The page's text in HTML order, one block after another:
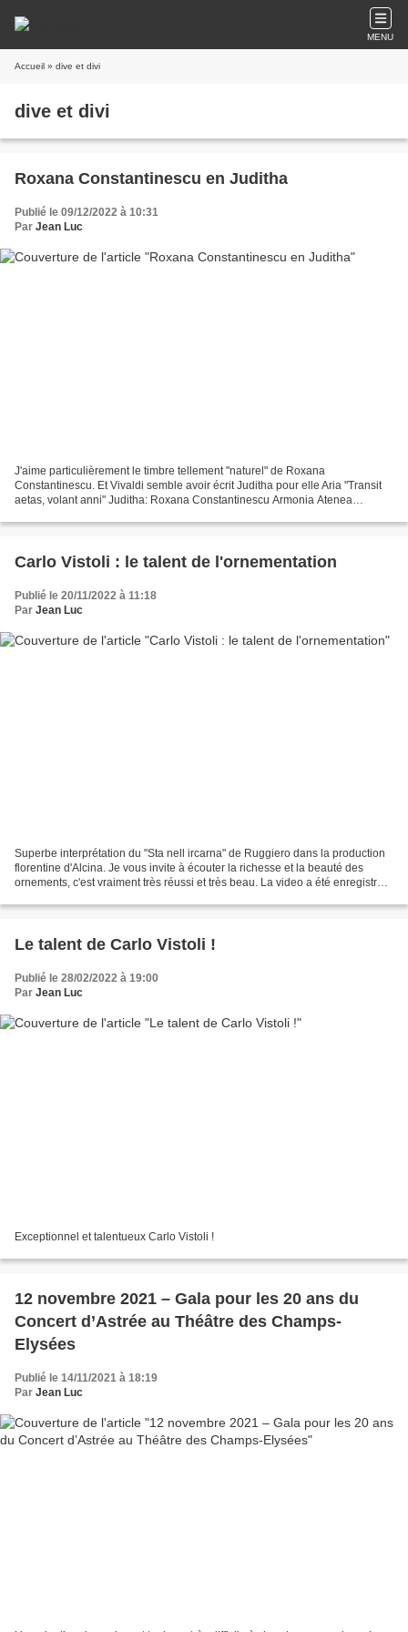
MENU
Accueil » dive et divi
dive et divi
Roxana Constantinescu en Juditha
Publié le 09/12/2022 à 10:31
Par Jean Luc
J'aime particulièrement le timbre tellement "naturel" de Roxana
Constantinescu. Et Vivaldi semble avoir écrit Juditha pour elle Aria "Transit
aetas, volant anni" Juditha: Roxana Constantinescu Armonia Atenea
Carlo Vistoli : le talent de l'ornementation
Publié le 20/11/2022 à 11:18
Par Jean Luc
Superbe interprétation du "Sta nell ircarna" de Ruggiero dans la production
florentine d'Alcina. Je vous invite à écouter la richesse et la beauté des
ornements, c'est vraiment très réussi et très beau. La video a été enregistrée
Le talent de Carlo Vistoli !
Publié le 28/02/2022 à 19:00
Par Jean Luc
Exceptionnel et talentueux Carlo Vistoli !
12 novembre 2021 – Gala pour les 20 ans du
Concert d’Astrée au Théâtre des Champs-
Elysées
Publié le 14/11/2021 à 18:19
Par Jean Luc